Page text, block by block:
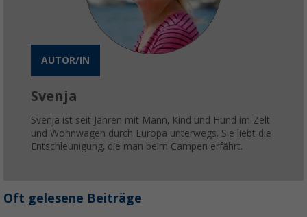
AUTOR/IN
Svenja
Svenja ist seit Jahren mit Mann, Kind und Hund im Zelt
und Wohnwagen durch Europa unterwegs. Sie liebt die
Entschleunigung, die man beim Campen erfährt.
Oft gelesene Beiträge